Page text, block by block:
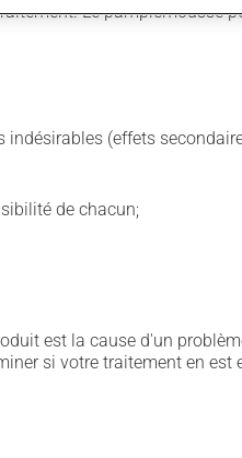
Le pamplemousse
(effets
de chacun;
est la cause d'un
si votre traitement en